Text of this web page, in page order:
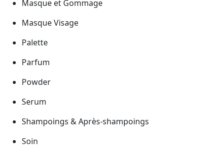
Masque et Gommage
Masque Visage
Palette
Parfum
Powder
Serum
Shampoings & Après-shampoings
Soin